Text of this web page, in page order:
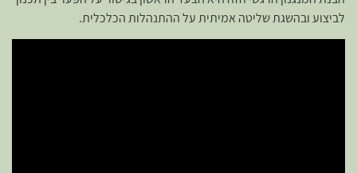
לביצוע ובהשגת שליטה אמיתית על ההתנהלות הכלכלית.